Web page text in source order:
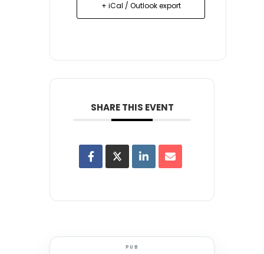
+ iCal / Outlook export
SHARE THIS EVENT
PUB